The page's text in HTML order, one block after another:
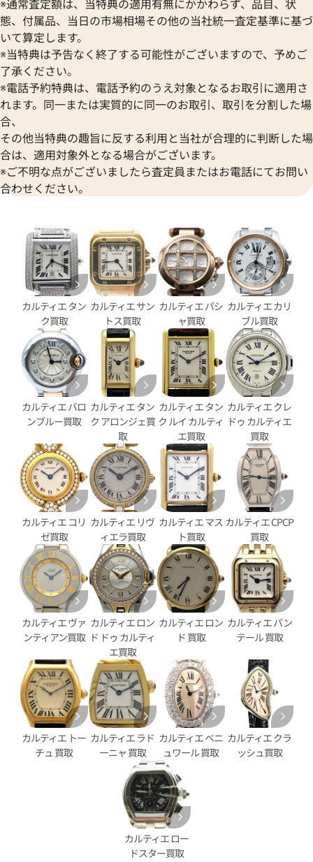
ンテール ウォッチ SM ベゼ
格
日時点の参考買取価格です
カルティエ カリブル ドゥ カ
ロノグラフ W7100042
800,000円
※2025年2月9日時点の参考買
ンテール SM 2ロウ
日時点の参考買取価格です
カルティエ パンテール ウォ
WSPN0011
参考買取価格
710,000円
※2025年10月27日時点の参考
す
ンテール MM 2ロウ
日時点の参考買取価格です
カルティエ カリブル ドゥ カ
ロノグラフ W7100061
参考買取価格
630,000円
※2026年4月9日時点の参考買
※通常査定額は、当特典の適用有無にかかわらず、品目、状
態、付属品、当日の市場相場その他の当社統一査定基準に基づ
いて算定します。
※当特典は予告なく終了する可能性がございますので、予めご
了承ください。
※電話予約特典は、電話予約のうえ対象となるお取引に適用さ
れます。同一または実質的に同一のお取引、取引を分割した場
合、
その他当特典の趣旨に反する利用と当社が合理的に判断した場
合は、適用対象外となる場合がございます。
※ご不明な点がございましたら査定員またはお電話にてお問い
合わせください。
カルティエ タン
ク買取
カルティエ サン
トス買取
カルティエ パシ
ャ買取
カルティエ カリ
ブル買取
カルティエ バロ
ンブルー買取
カルティエ タン
ク アロンジェ買
取
カルティエ タン
ク ルイ カルティ
エ買取
カルティエ クレ
ドゥ カルティエ
買取
カルティエ コリ
ゼ買取
カルティエ リヴ
ィエラ買取
カルティエ マス
ト買取
カルティエ CPCP
買取
カルティエ ヴァ
ンティアン買取
カルティエ ロン
ド ドゥ カルティ
エ買取
カルティエ ロン
ド 買取
カルティエ パン
テール 買取
カルティエ トー
チュ 買取
カルティエ ラド
ーニャ 買取
カルティエ ベニ
ュワール 買取
カルティエ クラ
ッシュ買取
カルティエ ロー
ドスター買取